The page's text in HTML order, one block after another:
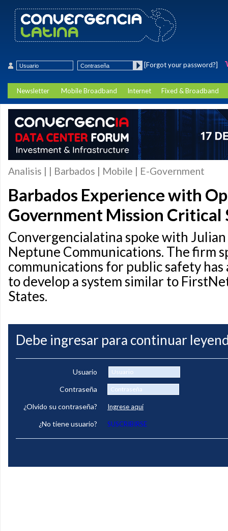
[Forgot your password?]
Newsletter Mobile Broadband Internet Fixed & Broadband
Analisis | | Barbados | Mobile | E-Government
Barbados Experience with
Government Mission Critical
Convergencialatina spoke with
Neptune Communications. The firm
communications for public safety has
to develop a system similar to
States.
Debe ingresar para continuar
Usuario
Contraseña
¿Olvido su contraseña?
Ingrese aquí
¿No tiene usuario? SUSCRIBIRSE